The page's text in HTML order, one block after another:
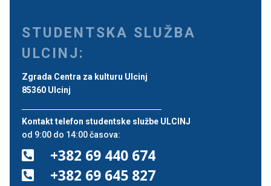
STUDENTSKA SLUŽBA
ULCINJ:
Zgrada Centra za kulturu Ulcinj
85360 Ulcinj
Kontakt telefon studentske službe ULCINJ
od 9:00 do 14:00 časova:
 +382 69 440 674
 +382 69 645 827